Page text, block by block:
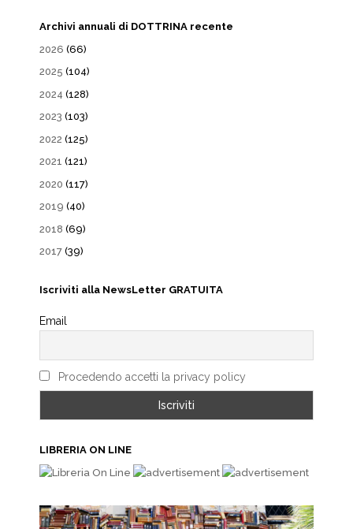
Archivi annuali di DOTTRINA recente
2026 (66)
2025 (104)
2024 (128)
2023 (103)
2022 (125)
2021 (121)
2020 (117)
2019 (40)
2018 (69)
2017 (39)
Iscriviti alla NewsLetter GRATUITA
Email
Procedendo accetti la privacy policy
LIBRERIA ON LINE